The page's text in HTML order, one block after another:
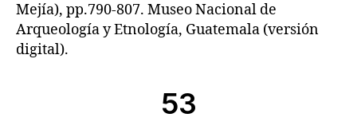
Mejía), pp.790-807. Museo Nacional de
Arqueología y Etnología, Guatemala (versión
digital).
53